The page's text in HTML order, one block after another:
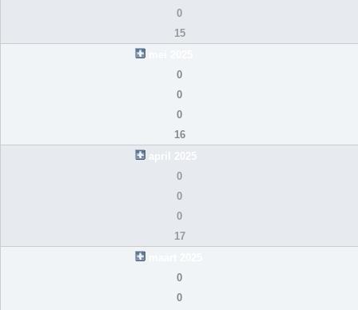
0
15
0
0
0
16
april 2025
0
0
0
17
0
0